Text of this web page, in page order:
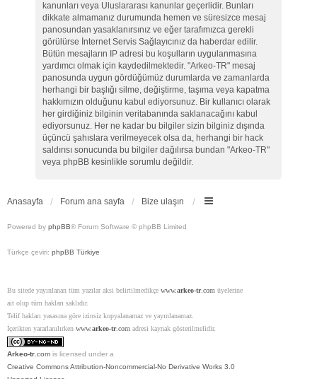
kanunları veya Uluslararası kanunlar geçerlidir. Bunları
dikkate almamanız durumunda hemen ve süresizce mesaj
panosundan yasaklanırsınız ve eğer tarafımızca gerekli
görülürse İnternet Servis Sağlayıcınız da haberdar edilir.
Bütün mesajların IP adresi bu koşulların uygulanmasına
yardımcı olmak için kaydedilmektedir. "Arkeo-TR" mesaj
panosunda uygun gördüğümüz durumlarda ve zamanlarda
herhangi bir başlığı silme, değiştirme, taşıma veya kapatma
hakkımızın olduğunu kabul ediyorsunuz. Bir kullanıcı olarak
her girdiğiniz bilginin veritabanında saklanacağını kabul
ediyorsunuz. Her ne kadar bu bilgiler sizin bilginiz dışında
üçüncü şahıslara verilmeyecek olsa da, herhangi bir hack
saldırısı sonucunda bu bilgiler dağılırsa bundan "Arkeo-TR"
veya phpBB kesinlikle sorumlu değildir.
Anasayfa Forum ana sayfa Bize ulaşın
Powered by phpBB® Forum Software © phpBB Limited
Türkçe çeviri: phpBB Türkiye
Bu sitede yayınlanan tüm yazılar aksi belirtilmedikçe www.arkeo-tr.com üyelerine
ait olup tüm hakları saklıdır.
Telif hakları yasasına göre izinsiz kopyalanamaz ve yayınlanamaz.
İçerikten yararlanılırken www.arkeo-tr.com adresi kaynak gösterilmelidir.
Arkeo-tr .com is licensed under a
Creative Commons Attribution-Noncommercial-No Derivative Works 3.0